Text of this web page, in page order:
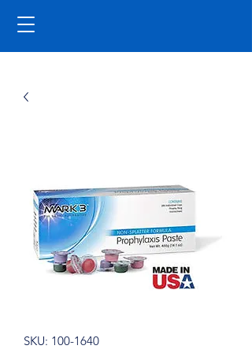
SKU: 100-1640